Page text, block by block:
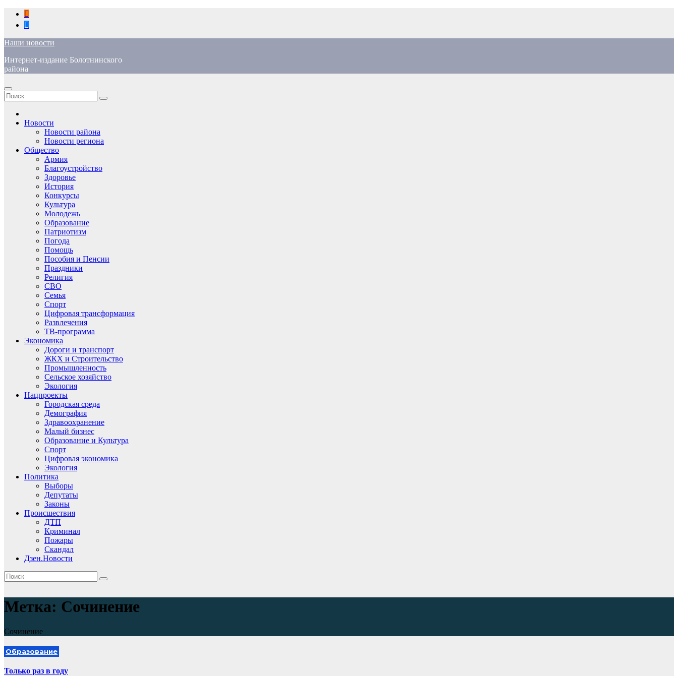
Перейти
содержимому
Наши новости
Интернет-издание Болотнинского
района
Новости
Новости района
Новости региона
Общество
Армия
Благоустройство
Здоровье
История
Конкурсы
Культура
Молодежь
Образование
Патриотизм
Погода
Помощь
Пособия и Пенсии
Праздники
Религия
СВО
Семья
Спорт
Цифровая трансформация
Развлечения
ТВ-программа
Экономика
Дороги и транспорт
ЖКХ и Строительство
Промышленность
Сельское хозяйство
Экология
Нацпроекты
Городская среда
Демография
Здравоохранение
Малый бизнес
Образование и Культура
Спорт
Цифровая экономика
Экология
Политика
Выборы
Депутаты
Законы
Происшествия
ДТП
Криминал
Пожары
Скандал
Дзен.Новости
Метка: Сочинение
Сочинение
Образование
Только раз в году